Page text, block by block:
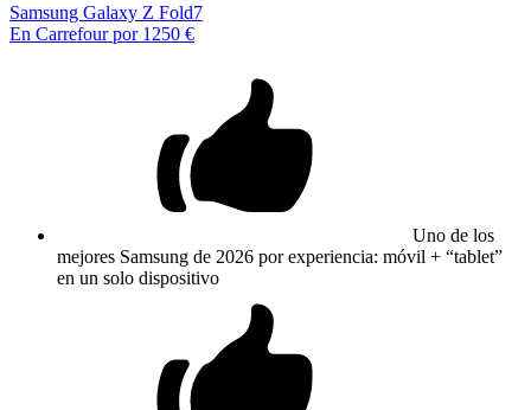
Samsung Galaxy Z Fold7
En Carrefour por 1250 €
Uno de los
mejores Samsung de 2026 por experiencia: móvil + “tablet”
en un solo dispositivo